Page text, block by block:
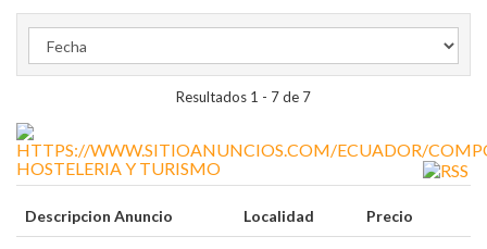
Resultados 1 - 7 de 7
HOSTELERIA Y TURISMO
Descripcion Anuncio Localidad Precio